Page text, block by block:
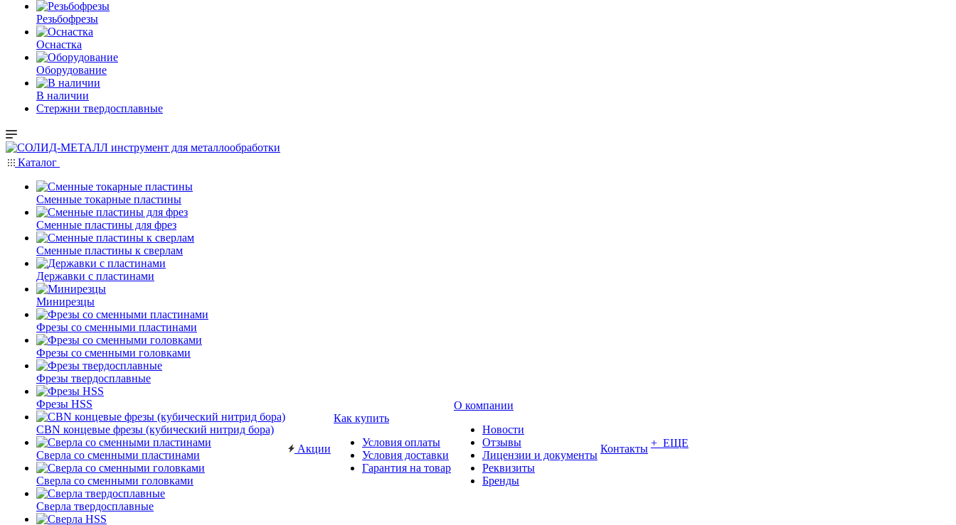
Резьбофрезы
Оснастка
Оборудование
В наличии
Стержни твердосплавные
Каталог
Сменные токарные пластины
Сменные пластины для фрез
Сменные пластины к сверлам
Державки с пластинами
Минирезцы
Фрезы со сменными пластинами
Фрезы со сменными головками
Фрезы твердосплавные
Фрезы HSS
CBN концевые фрезы (кубический нитрид бора)
Сверла со сменными пластинами
Сверла со сменными головками
Сверла твердосплавные
Акции
Как купить
Условия оплаты
Условия доставки
Гарантия на товар
О компании
Новости
Отзывы
Лицензии и документы
Реквизиты
Бренды
Контакты + ЕЩЕ